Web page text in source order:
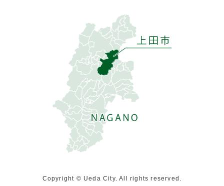
Copyright © Ueda City. All rights reserved.